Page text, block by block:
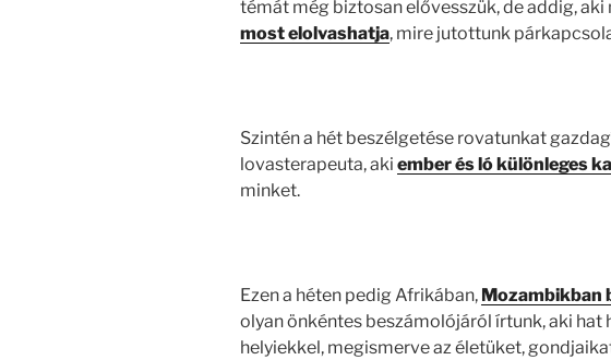
témát még biztosan elővesszük, de addig,
most elolvashatja, mire jutottunk
Szintén a hét beszélgetése rovatunkat
lovasterapeuta, aki ember és ló különleges
minket.
Ezen a héten pedig Afrikában, Mozambikban
olyan önkéntes beszámolójáról írtunk, aki
helyiekkel, megismerve az életüket,